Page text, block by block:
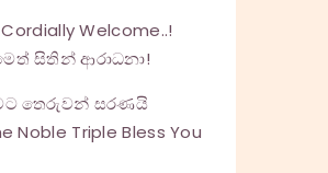
Welcome..!
සිතින් ආරාධනා!
තෙරුවන් සරණයි
Noble Triple Bless You